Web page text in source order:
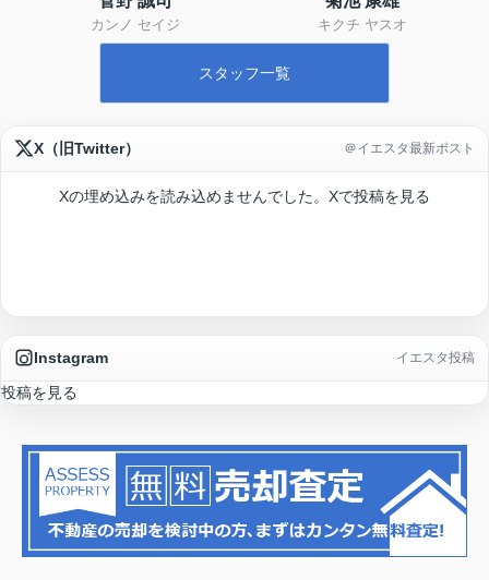
カンノ セイジ キクチ ヤスオ
スタッフ一覧
X（旧Twitter） ＠イエスタ最新ポスト
Xの埋め込みを読み込めませんでした。 Xで投稿を見る
Instagram イエスタ投稿
投稿を見る